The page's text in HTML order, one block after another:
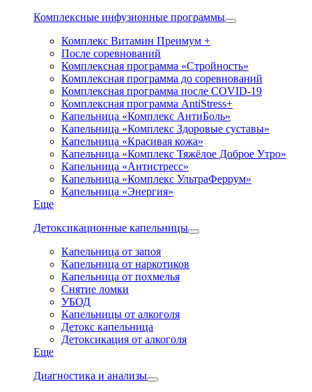
Комплексные инфузионные программы
Комплекс Витамин Преимум +
После соревнований
Комплексная программа «Стройность»
Комплексная программа до соревнований
Комплексная программа после COVID-19
Комплексная программа AntiStress+
Капельница «Комплекс АнтиБоль»
Капельница «Комплекс Здоровые суставы»
Капельница «Красивая кожа»
Капельница «Комплекс Тяжёлое Доброе Утро»
Капельница «Антистресс»
Капельница «Комплекс УльтраФеррум»
Капельница «Энергия»
Еще
Детоксикационные капельницы
Капельница от запоя
Капельница от наркотиков
Капельница от похмелья
Снятие ломки
УБОД
Капельницы от алкоголя
Детокс капельница
Детоксикация от алкоголя
Еще
Диагностика и анализы